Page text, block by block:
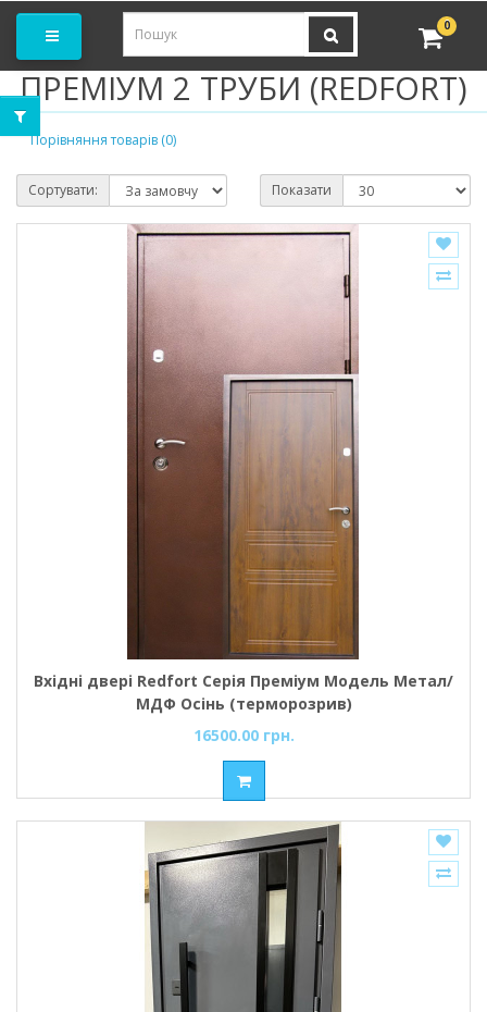
0
ПРЕМІУМ 2 ТРУБИ (REDFORT)
Порівняння товарів (0)
Сортувати: Показати
Вхідні двері Redfort Серія Преміум Модель Метал/
МДФ Осінь (терморозрив)
16500.00 грн.